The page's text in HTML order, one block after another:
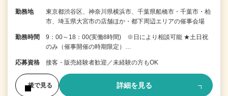
勤務地
東京都渋谷区、神奈川県横浜市、千葉県船橋市・千葉市・柏
市、埼玉県大宮市の店舗ほか・都下周辺エリアの催事会場
勤務時間
9：00～18：00(実働8時間) ※日により相談可能 ★土日祝
のみ（催事開催の時期限定）…
応募資格 接客・販売経験者歓迎／未経験の方もOK
後で見る 詳細を見る